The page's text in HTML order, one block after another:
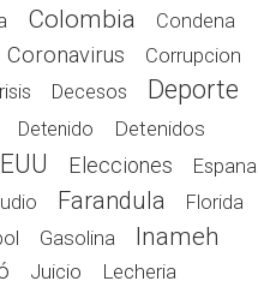
Colombia Condena
Coronavirus Corrupcion
Decesos Deporte
Detenido
Detenidos
Elecciones Espana
Farandula
Florida
Gasolina Inameh
Juicio Lecheria